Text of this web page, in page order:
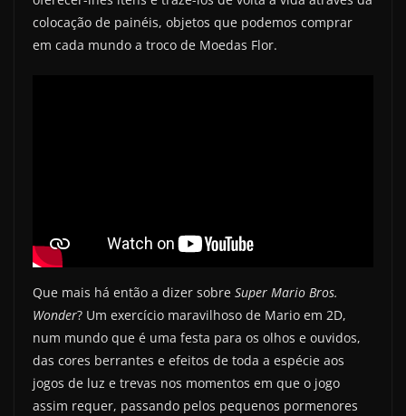
colocação de painéis, objetos que podemos comprar
em cada mundo a troco de Moedas Flor.
Que mais há então a dizer sobre Super Mario Bros.
Wonder? Um exercício maravilhoso de Mario em 2D,
num mundo que é uma festa para os olhos e ouvidos,
das cores berrantes e efeitos de toda a espécie aos
jogos de luz e trevas nos momentos em que o jogo
assim requer, passando pelos pequenos pormenores